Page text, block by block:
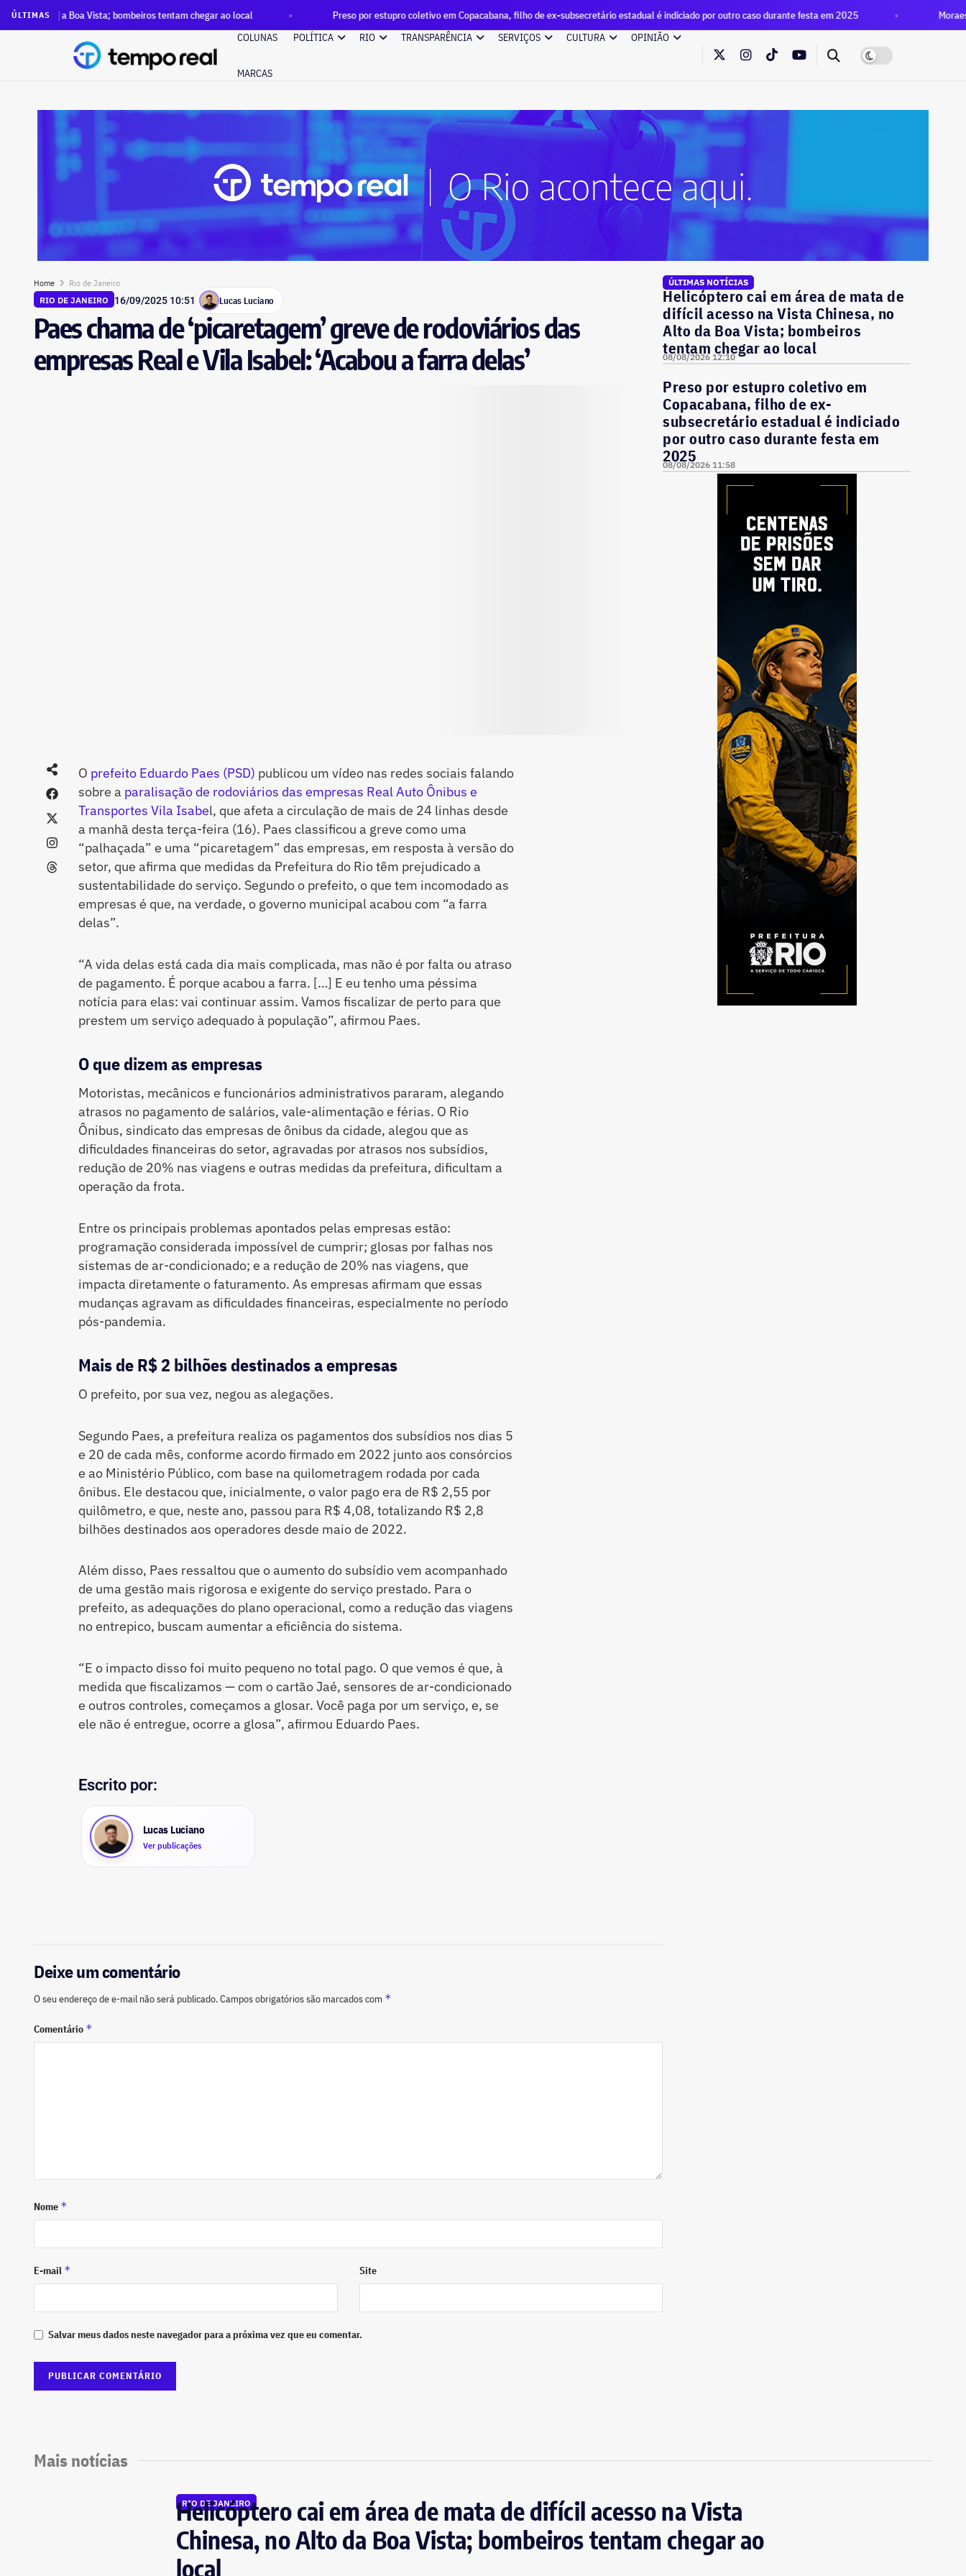
ÚLTIMAS
Vista; bombeiros tentam chegar ao local Preso por estupro coletivo em Copacabana, filho de ex-subsecretário estadual é indiciado por outro caso durante festa em 2025
Moraes vota por
COLUNAS
POLÍTICA RIO TRANSPARÊNCIA SERVIÇOS CULTURA OPINIÃO
MARCAS
Home
Rio de Janeiro
RIO DE JANEIRO
16/09/2025 10:51 Lucas Luciano
Paes chama de ‘picaretagem’ greve de rodoviários das
empresas Real e Vila Isabel: ‘Acabou a farra delas’
O prefeito Eduardo Paes (PSD) publicou um vídeo nas redes sociais falando
sobre a paralisação de rodoviários das empresas Real Auto Ônibus e
Transportes Vila Isabel, que afeta a circulação de mais de 24 linhas desde
a manhã desta terça-feira (16). Paes classificou a greve como uma
“palhaçada” e uma “picaretagem” das empresas, em resposta à versão do
setor, que afirma que medidas da Prefeitura do Rio têm prejudicado a
sustentabilidade do serviço. Segundo o prefeito, o que tem incomodado as
empresas é que, na verdade, o governo municipal acabou com “a farra
delas”.
“A vida delas está cada dia mais complicada, mas não é por falta ou atraso
de pagamento. É porque acabou a farra. […] E eu tenho uma péssima
notícia para elas: vai continuar assim. Vamos fiscalizar de perto para que
prestem um serviço adequado à população”, afirmou Paes.
O que dizem as empresas
Motoristas, mecânicos e funcionários administrativos pararam, alegando
atrasos no pagamento de salários, vale-alimentação e férias. O Rio
Ônibus, sindicato das empresas de ônibus da cidade, alegou que as
dificuldades financeiras do setor, agravadas por atrasos nos subsídios,
redução de 20% nas viagens e outras medidas da prefeitura, dificultam a
operação da frota.
Entre os principais problemas apontados pelas empresas estão:
programação considerada impossível de cumprir; glosas por falhas nos
sistemas de ar-condicionado; e a redução de 20% nas viagens, que
impacta diretamente o faturamento. As empresas afirmam que essas
mudanças agravam as dificuldades financeiras, especialmente no período
pós-pandemia.
Mais de R$ 2 bilhões destinados a empresas
O prefeito, por sua vez, negou as alegações.
Segundo Paes, a prefeitura realiza os pagamentos dos subsídios nos dias 5
e 20 de cada mês, conforme acordo firmado em 2022 junto aos consórcios
e ao Ministério Público, com base na quilometragem rodada por cada
ônibus. Ele destacou que, inicialmente, o valor pago era de R$ 2,55 por
quilômetro, e que, neste ano, passou para R$ 4,08, totalizando R$ 2,8
bilhões destinados aos operadores desde maio de 2022.
Além disso, Paes ressaltou que o aumento do subsídio vem acompanhado
de uma gestão mais rigorosa e exigente do serviço prestado. Para o
prefeito, as adequações do plano operacional, como a redução das viagens
no entrepico, buscam aumentar a eficiência do sistema.
“E o impacto disso foi muito pequeno no total pago. O que vemos é que, à
medida que fiscalizamos — com o cartão Jaé, sensores de ar-condicionado
e outros controles, começamos a glosar. Você paga por um serviço, e, se
ele não é entregue, ocorre a glosa”, afirmou Eduardo Paes.
Escrito por:
Lucas Luciano
Ver publicações
ÚLTIMAS NOTÍCIAS
Helicóptero cai em área de mata de
difícil acesso na Vista Chinesa, no
Alto da Boa Vista; bombeiros
tentam chegar ao local
08/08/2026 12:10
Preso por estupro coletivo em
Copacabana, filho de ex-
subsecretário estadual é indiciado
por outro caso durante festa em
2025
08/08/2026 11:58
Deixe um comentário
O seu endereço de e-mail não será publicado.Campos obrigatórios são marcados com *
Comentário *
Nome *
E-mail * Site
Salvar meus dados neste navegador para a próxima vez que eu comentar.
Mais notícias
RIO DE JANEIRO
Helicóptero cai em área de mata de difícil acesso na Vista
Chinesa, no Alto da Boa Vista; bombeiros tentam chegar ao
local